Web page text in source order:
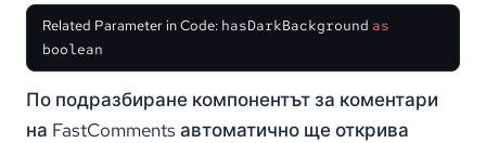
Related Parameter in Code: hasDarkBackground as
boolean
По подразбиране компонентът за коментари
на FastComments автоматично ще открива